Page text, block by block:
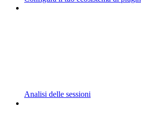
Analisi delle sessioni